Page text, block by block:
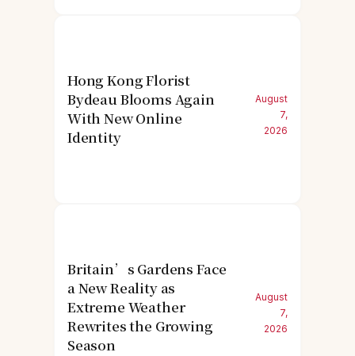
Hong Kong Florist
Bydeau Blooms Again
With New Online
Identity
August
7,
2026
Britain’s Gardens Face
a New Reality as
Extreme Weather
Rewrites the Growing
Season
August
7,
2026